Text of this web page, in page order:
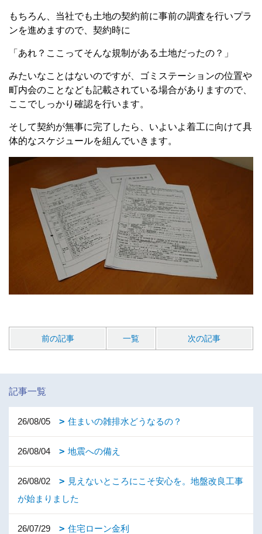
もちろん、当社でも土地の契約前に事前の調査を行いプラ
ンを進めますので、契約時に
「あれ？ここってそんな規制がある土地だったの？」
みたいなことはないのですが、ゴミステーションの位置や
町内会のことなども記載されている場合がありますので、
ここでしっかり確認を行います。
そして契約が無事に完了したら、いよいよ着工に向けて具
体的なスケジュールを組んでいきます。
前の記事 一覧 次の記事
記事一覧
26/08/05 住まいの雑排水どうなるの？
26/08/04 地震への備え
26/08/02
見えないところにこそ安心を。地盤改良工事
が始まりました
26/07/29 住宅ローン金利